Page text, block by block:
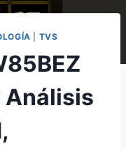
TVS
Análisis